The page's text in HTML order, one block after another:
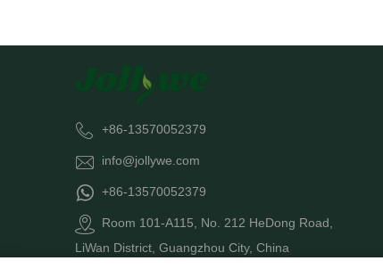
+86-13570052379
info@jollywe.com
+86-13570052379
Room 101-A115, No. 212 HeDong Road,
LiWan District, Guangzhou City, China